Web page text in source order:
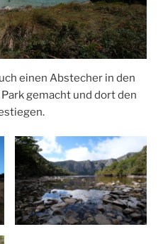
einen Abstecher in den
gemacht und dort den